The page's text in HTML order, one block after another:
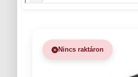
Nincs raktáron